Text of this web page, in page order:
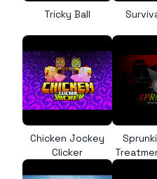
Tricky Ball
Chicken Jockey
Clicker